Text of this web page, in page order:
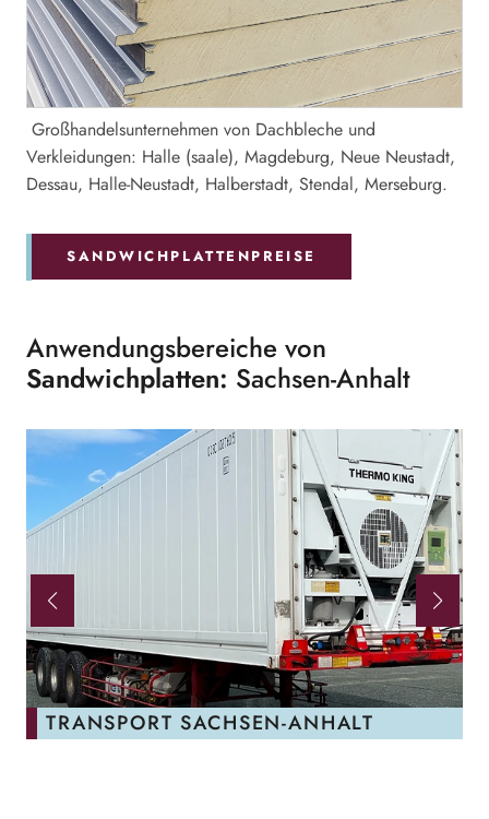
Großhandelsunternehmen von Dachbleche und
Verkleidungen: Halle (saale), Magdeburg, Neue Neustadt,
Dessau, Halle-Neustadt, Halberstadt, Stendal, Merseburg.
SANDWICHPLATTENPREISE
Anwendungsbereiche von
Sandwichplatten: Sachsen-Anhalt
TRANSPORT SACHSEN-ANHALT